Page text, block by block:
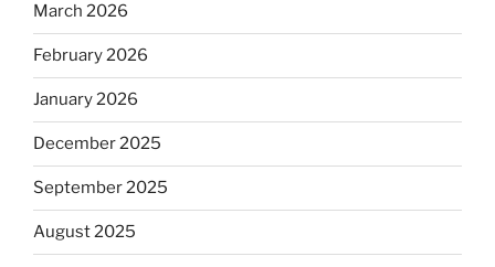
March 2026
February 2026
January 2026
December 2025
September 2025
August 2025